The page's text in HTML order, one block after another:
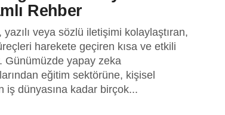
Rehber
yazılı veya sözlü iletişimi kolaylaştıran,
harekete geçiren kısa ve etkili
Günümüzde yapay zeka
eğitim sektörüne, kişisel
iş dünyasına kadar birçok...